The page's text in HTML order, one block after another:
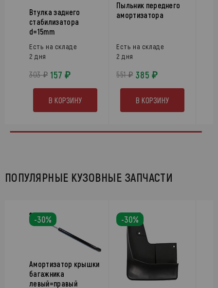
Втулка заднего
стабилизатора
d=15mm
Есть на складе
2 дня
303 ₽ 157 ₽
В КОРЗИНУ
Пыльник переднего
амортизатора
Есть на складе
2 дня
551 ₽ 385 ₽
В КОРЗИНУ
ПОПУЛЯРНЫЕ КУЗОВНЫЕ ЗАПЧАСТИ
-30%
Амортизатор крышки
багажника
левый=правый
-30%